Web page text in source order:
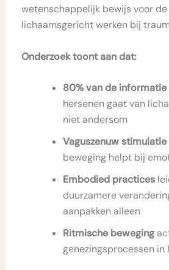
wetenschappelijk bewijs voor
lichaamsgericht werken bij
Onderzoek toont aan dat:
80% van de informatie
hersenen gaat van
niet andersom
Vaguszenuw stimulatie
beweging helpt bij
Embodied practices
duurzamere
aanpakken alleen
Ritmische beweging
genezingsprocessen in